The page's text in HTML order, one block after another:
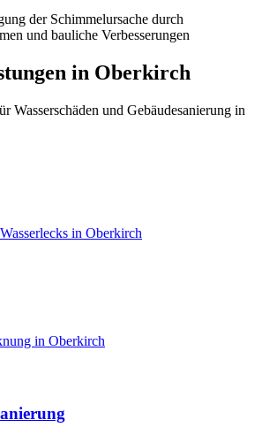
der Schimmelursache durch
und bauliche Verbesserungen
in Oberkirch
Wasserschäden und Gebäudesanierung in
in Oberkirch
in Oberkirch